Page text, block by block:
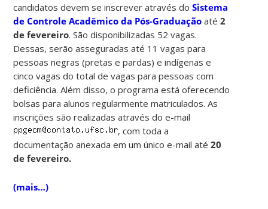
candidatos devem se inscrever através doSistema
de Controle Acadêmico da Pós-Graduação até2
de fevereiro.São disponibilizadas 52 vagas.
Dessas, serão asseguradas até 11 vagas para
pessoas negras (pretas e pardas) e indígenas e
cinco vagas do total de vagas para pessoas com
deficiência. Além disso, o programa está oferecendo
bolsas para alunos regularmente matriculados. As
inscrições são realizadas através do e-mail
, com toda a
documentação anexada em um único e-mail até20
de fevereiro.
(mais…)